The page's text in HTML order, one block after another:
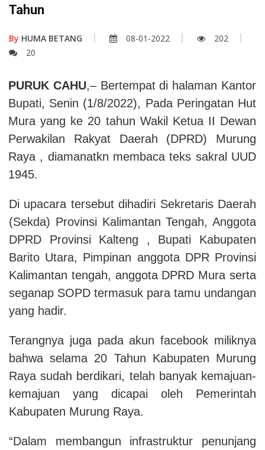
Tahun
By HUMA BETANG 08-01-2022
202
20
PURUK CAHU,– Bertempat di halaman Kantor
Bupati, Senin (1/8/2022), Pada Peringatan Hut
Mura yang ke 20 tahun Wakil Ketua II Dewan
Perwakilan Rakyat Daerah (DPRD) Murung
Raya , diamanatkn membaca teks sakral UUD
1945.
Di upacara tersebut dihadiri Sekretaris Daerah
(Sekda) Provinsi Kalimantan Tengah, Anggota
DPRD Provinsi Kalteng , Bupati Kabupaten
Barito Utara, Pimpinan anggota DPR Provinsi
Kalimantan tengah, anggota DPRD Mura serta
seganap SOPD termasuk para tamu undangan
yang hadir.
Terangnya juga pada akun facebook miliknya
bahwa selama 20 Tahun Kabupaten Murung
Raya sudah berdikari, telah banyak kemajuan-
kemajuan yang dicapai oleh Pemerintah
Kabupaten Murung Raya.
“Dalam membangun infrastruktur penunjang